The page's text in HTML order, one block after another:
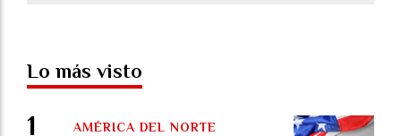
Lo más visto
AMÉRICA DEL NORTE